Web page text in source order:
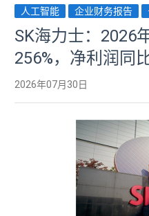
人工智能 企业财务报告
SK海力士：2026
256%，净利润同
2026年07月30日